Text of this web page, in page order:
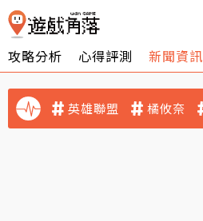
攻略分析 心得評測 新聞資訊
英雄聯盟 橘攸奈